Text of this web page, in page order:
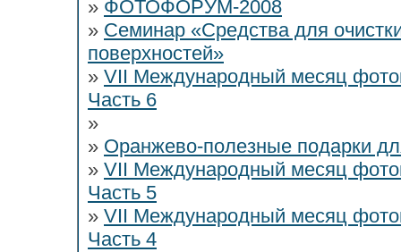
» ФОТОФОРУМ-2008
» Семинар «Средства для
поверхностей»
» VII Международный месяц
Часть 6
»
» Оранжево-полезные подарки
» VII Международный месяц
Часть 5
» VII Международный месяц
Часть 4